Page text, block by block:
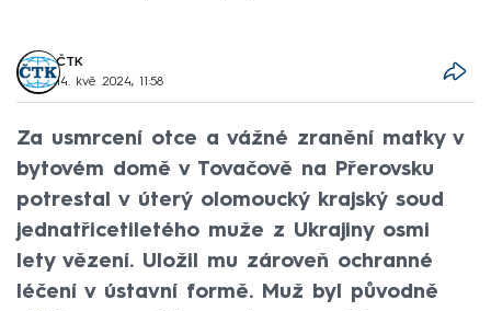
ČTK
14. kvě 2024, 11:58
Za usmrcení otce a vážné zranění matky v
bytovém domě v Tovačově na Přerovsku
potrestal v úterý olomoucký krajský soud
jednatřicetiletého muže z Ukrajiny osmi
lety vězení. Uložil mu zároveň ochranné
léčení v ústavní formě. Muž byl původně